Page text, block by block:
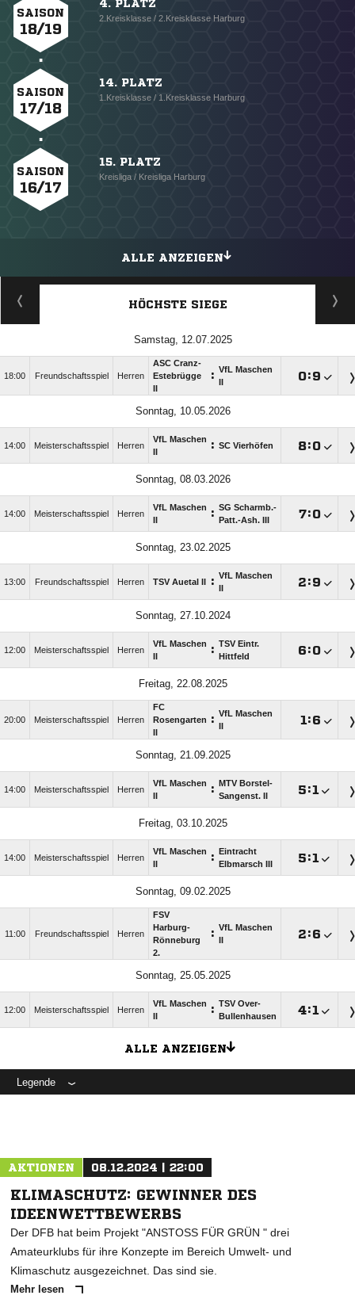
SAISON
18/19
4. PLATZ
2.Kreisklasse / 2.Kreisklasse Harburg
SAISON
17/18
14. PLATZ
1.Kreisklasse / 1.Kreisklasse Harburg
SAISON
16/17
15. PLATZ
Kreisliga / Kreisliga Harburg
ALLE ANZEIGEN
HÖCHSTE SIEGE
Samstag, 12.07.2025
18:00 Freundschaftsspiel Herren
ASC Cranz-
Estebrügge
: VfL Maschen
:
Sonntag, 10.05.2026
14:00 Meisterschaftsspiel Herren
VfL Maschen : SC Vierhöfen :
Sonntag, 08.03.2026
14:00 Meisterschaftsspiel Herren
VfL Maschen : SG Scharmb.-
Patt.-Ash. III
:
Sonntag, 23.02.2025
13:00 Freundschaftsspiel Herren TSV Auetal II : VfL Maschen
:
Sonntag, 27.10.2024
12:00 Meisterschaftsspiel Herren
VfL Maschen : TSV Eintr.
Hittfeld
:
Freitag, 22.08.2025
20:00 Meisterschaftsspiel Herren
FC
Rosengarten : VfL Maschen
:
Sonntag, 21.09.2025
14:00 Meisterschaftsspiel Herren
VfL Maschen :
MTV Borstel-
Sangenst. II
:
Freitag, 03.10.2025
14:00 Meisterschaftsspiel Herren
VfL Maschen :
Eintracht
Elbmarsch III
:
Sonntag, 09.02.2025
11:00 Freundschaftsspiel Herren
FSV
Harburg-
Rönneburg
2.
: VfL Maschen
:
Sonntag, 25.05.2025
12:00 Meisterschaftsspiel Herren
VfL Maschen : TSV Over-
Bullenhausen
:
ALLE ANZEIGEN
Legende
AKTIONEN 08.12.2024 | 22:00
KLIMASCHUTZ: GEWINNER DES
IDEENWETTBEWERBS
Der DFB hat beim Projekt "ANSTOSS FÜR GRÜN " drei
Amateurklubs für ihre Konzepte im Bereich Umwelt- und
Klimaschutz ausgezeichnet. Das sind sie.
Mehr lesen